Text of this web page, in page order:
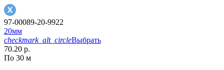
97-00089-20-9922
20мм
checkmark_alt_circleВыбрать
70.20 р.
По 30 м